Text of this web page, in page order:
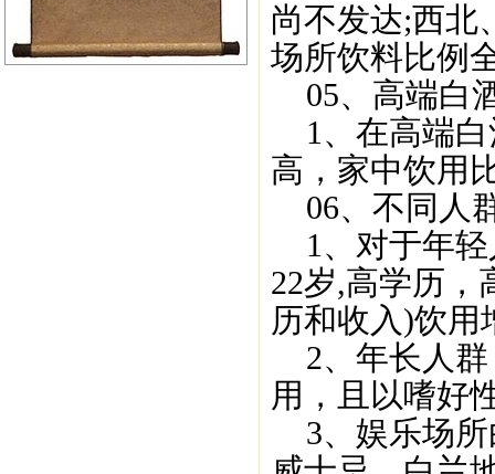
尚不发达;西北
场所饮料比例
05、高端白
1、在高端白
高，家中饮用
06、不同人
1、对于年轻
22岁,高学历，
历和收入)饮用
2、年长人群
用，且以嗜好
3、娱乐场所